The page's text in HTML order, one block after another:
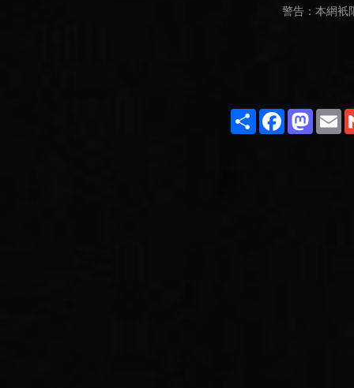
警告：本網衹
ShareFacebook